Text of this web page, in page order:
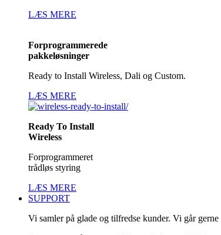
LÆS MERE
Forprogrammerede
pakkeløsninger
Ready to Install Wireless, Dali og Custom.
LÆS MERE
Ready To Install
Wireless
Forprogrammeret
trådløs styring
LÆS MERE
SUPPORT
Vi samler på glade og tilfredse kunder. Vi går